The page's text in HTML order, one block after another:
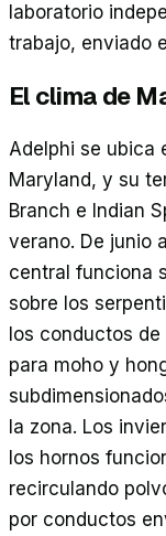
laboratorio
trabajo, enviado
El clima de
Adelphi se ubica
Maryland, y su
Branch e Indian
verano. De junio
central funciona
sobre los
los conductos
para moho y
la zona. Los
los hornos
recirculando
por conductos